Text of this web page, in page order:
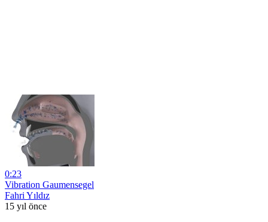
0:23
Vibration Gaumensegel
Fahri Yıldız
15 yıl önce